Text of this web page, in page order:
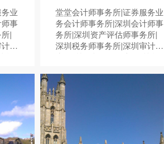
业
事
|
报
堂堂会计师事务所|证券服务业
务会计师事务所|深圳会计师事
务所|深圳资产评估师事务所|
深圳税务师事务所|深圳审计报
告|深圳资产评估报告|深圳税